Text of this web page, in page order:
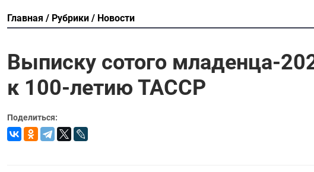
Главная Рубрики Новости
Выписку сотого младенца-
к 100-летию ТАССР
Поделиться: